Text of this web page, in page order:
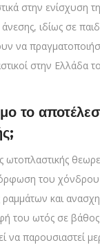
στην ενίσχυση
άνεσης, ιδίως σε
να
στην Ελλάδα
το
ωτοπλαστικής
του χόνδρου
ραμμάτων και
του ωτός σε
να παρουσιαστεί